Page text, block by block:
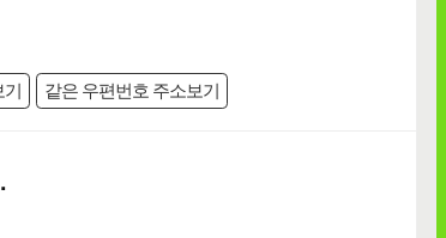
기 같은 우편번호 주소보기